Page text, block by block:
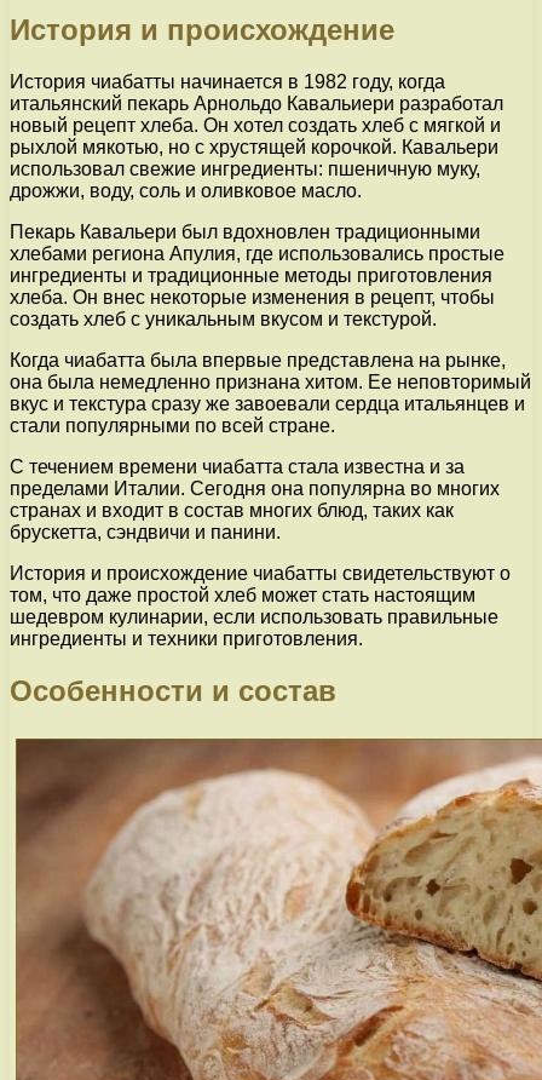
История и происхождение
История чиабатты начинается в 1982 году, когда
итальянский пекарь Арнольдо Кавальиери разработал
новый рецепт хлеба. Он хотел создать хлеб с мягкой и
рыхлой мякотью, но с хрустящей корочкой. Кавальери
использовал свежие ингредиенты: пшеничную муку,
дрожжи, воду, соль и оливковое масло.
Пекарь Кавальери был вдохновлен традиционными
хлебами региона Апулия, где использовались простые
ингредиенты и традиционные методы приготовления
хлеба. Он внес некоторые изменения в рецепт, чтобы
создать хлеб с уникальным вкусом и текстурой.
Когда чиабатта была впервые представлена на рынке,
она была немедленно признана хитом. Ее неповторимый
вкус и текстура сразу же завоевали сердца итальянцев и
стали популярными по всей стране.
С течением времени чиабатта стала известна и за
пределами Италии. Сегодня она популярна во многих
странах и входит в состав многих блюд, таких как
брускетта, сэндвичи и панини.
История и происхождение чиабатты свидетельствуют о
том, что даже простой хлеб может стать настоящим
шедевром кулинарии, если использовать правильные
ингредиенты и техники приготовления.
Особенности и состав